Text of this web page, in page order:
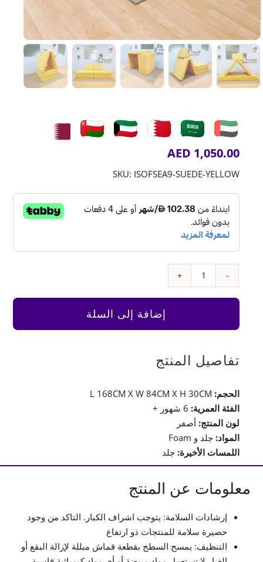
AED 1,050.00
SKU: ISOFSEA9-SUEDE-YELLOW
كمية
اريكة
أصفر
إضافة إلى السلة
تفاصيل المنتج
الحجم:
الفئة العمرية:
لون المنتج: أصفر
المواد: جلد و Foam
اللمسات الأخيرة: جلد
معلومات عن المنتج
إرشادات السلامة: يتوجب اشراف الكبار. التاكد من وجود
حصيرة سلامة للمنتجات ذو ارتفاع
التنظيف: يمسح السطح بقطعة قماش مبللة لإزالة البقع أو